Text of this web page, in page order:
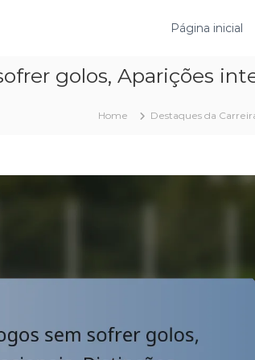
Página inicial
golos, Aparições
Home Destaques da